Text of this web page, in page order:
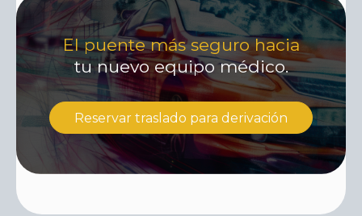
El puente más seguro hacia
tu nuevo equipo médico.
Reservar traslado para derivación